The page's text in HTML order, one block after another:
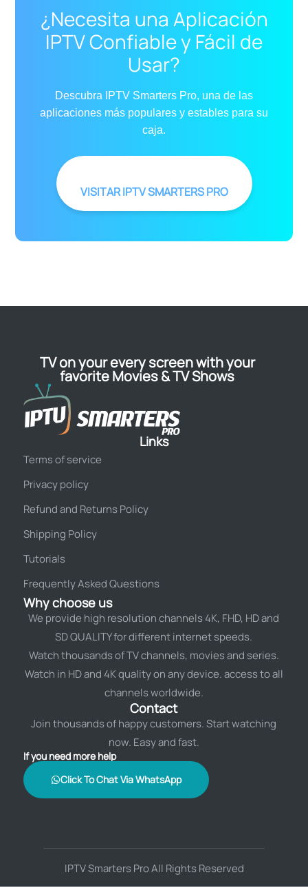
¿Necesita una Aplicación
IPTV Confiable y Fácil de
Usar?
Descubra IPTV Smarters Pro, una de las
aplicaciones más populares y estables para su
caja.
VISITAR IPTV SMARTERS PRO
TV on your every screen with your
favorite Movies & TV Shows
Links
Terms of service
Privacy policy
Refund and Returns Policy
Shipping Policy
Tutorials
Frequently Asked Questions
Why choose us
We provide high resolution channels 4K, FHD, HD and
SD QUALITY for different internet speeds.
Watch thousands of TV channels, movies and series.
Watch in HD and 4K quality on any device. access to all
channels worldwide.
Contact
Join thousands of happy customers. Start watching
now. Easy and fast.
If you need more help
Click To Chat Via WhatsApp
IPTV Smarters Pro All Rights Reserved